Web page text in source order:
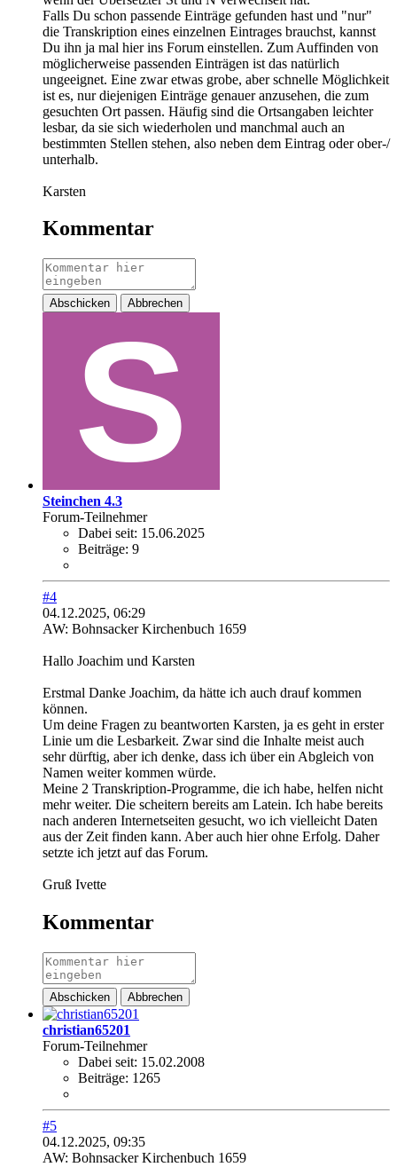
Falls Du schon passende Einträge gefunden hast und "nur"
die Transkription eines einzelnen Eintrages brauchst, kannst
Du ihn ja mal hier ins Forum einstellen. Zum Auffinden von
möglicherweise passenden Einträgen ist das natürlich
ungeeignet. Eine zwar etwas grobe, aber schnelle Möglichkeit
ist es, nur diejenigen Einträge genauer anzusehen, die zum
gesuchten Ort passen. Häufig sind die Ortsangaben leichter
lesbar, da sie sich wiederholen und manchmal auch an
bestimmten Stellen stehen, also neben dem Eintrag oder ober-/
unterhalb.
Karsten
Kommentar
Abschicken Abbrechen
Steinchen 4.3
Forum-Teilnehmer
Dabei seit: 15.06.2025
Beiträge: 9
#4
04.12.2025, 06:29
AW: Bohnsacker Kirchenbuch 1659
Hallo Joachim und Karsten
Erstmal Danke Joachim, da hätte ich auch drauf kommen
können.
Um deine Fragen zu beantworten Karsten, ja es geht in erster
Linie um die Lesbarkeit. Zwar sind die Inhalte meist auch
sehr dürftig, aber ich denke, dass ich über ein Abgleich von
Namen weiter kommen würde.
Meine 2 Transkription-Programme, die ich habe, helfen nicht
mehr weiter. Die scheitern bereits am Latein. Ich habe bereits
nach anderen Internetseiten gesucht, wo ich vielleicht Daten
aus der Zeit finden kann. Aber auch hier ohne Erfolg. Daher
setzte ich jetzt auf das Forum.
Gruß Ivette
Kommentar
Abschicken Abbrechen
christian65201
Forum-Teilnehmer
Dabei seit: 15.02.2008
Beiträge: 1265
#5
04.12.2025, 09:35
AW: Bohnsacker Kirchenbuch 1659